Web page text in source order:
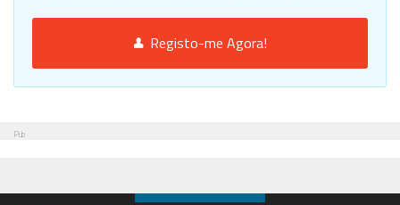
Registo-me Agora!
Pub